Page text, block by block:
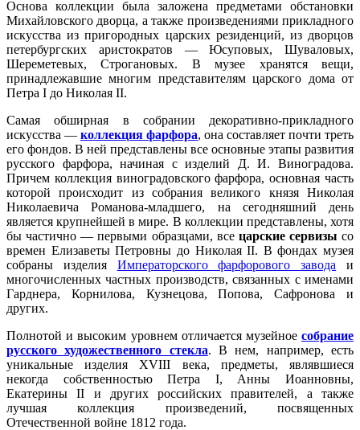
Основа коллекции была заложена предметами обстановки
Михайловского дворца, а также произведениями прикладного
искусства из пригородных царских резиденций, из дворцов
петербургских аристократов — Юсуповых, Шуваловых,
Шереметевых, Строгановых. В музее хранятся вещи,
принадлежавшие многим представителям царского дома от
Петра I до Николая II.
Самая обширная в собрании декоративно-прикладного
искусства — коллекция фарфора, она составляет почти треть
его фондов. В ней представлены все основные этапы развития
русского фарфора, начиная с изделий Д. И. Виноградова.
Причем коллекция виноградовского фарфора, основная часть
которой происходит из собрания великого князя Николая
Николаевича Романова-младшего, на сегодняшний день
является крупнейшей в мире. В коллекции представлены, хотя
бы частично — первыми образцами, все царские сервизы со
времен Елизаветы Петровны до Николая II. В фондах музея
собраны изделия Императорского фарфорового завода и
многочисленных частных производств, связанных с именами
Гарднера, Корнилова, Кузнецова, Попова, Сафронова и
других.
Полнотой и высоким уровнем отличается музейное собрание
русского художественного стекла. В нем, например, есть
уникальные изделия XVIII века, предметы, являвшиеся
некогда собственностью Петра I, Анны Иоанновны,
Екатерины II и других российских правителей, а также
лучшая коллекция произведений, посвященных
Отечественной войне 1812 года.